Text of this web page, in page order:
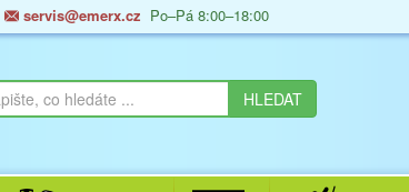
servis@emerx.cz Po–Pá 8:00–18:00